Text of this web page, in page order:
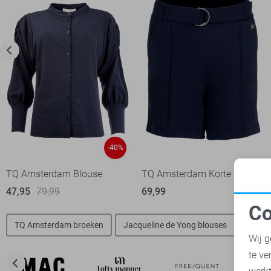
-40%
TQ Amsterdam Blouse
47,95 79,99
TQ Amsterdam Korte broek
69,99
TQ Amsterdam broeken Jacqueline de Yong blouses
Wij
te